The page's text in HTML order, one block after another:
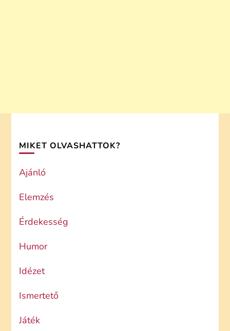
MIKET OLVASHATTOK?
Ajánló
Elemzés
Érdekesség
Humor
Idézet
Ismertető
Játék